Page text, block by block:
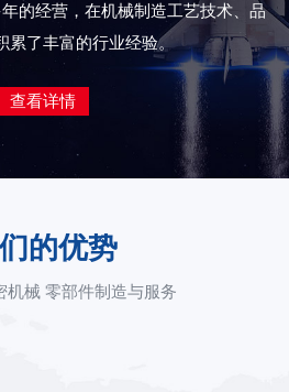
的经营，在机械制造工艺技术、品
累了丰富的行业经验。
查看详情
的优势
机械 零部件制造与服务